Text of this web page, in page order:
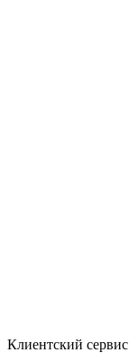
Клиентский сервис